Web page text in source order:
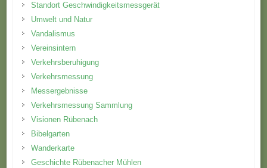
Standort Geschwindigkeitsmessgerät
Umwelt und Natur
Vandalismus
Vereinsintern
Verkehrsberuhigung
Verkehrsmessung
Messergebnisse
Verkehrsmessung Sammlung
Visionen Rübenach
Bibelgarten
Wanderkarte
Geschichte Rübenacher Mühlen